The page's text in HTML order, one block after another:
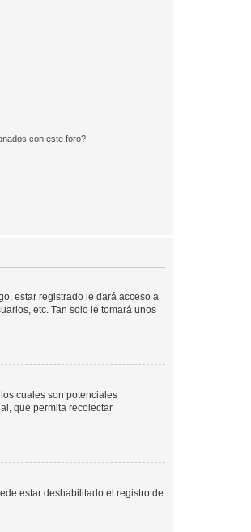
con este foro?
estar registrado le dará acceso a
etc. Tan solo le tomará unos
cuales son potenciales
que permita recolectar
estar deshabilitado el registro de